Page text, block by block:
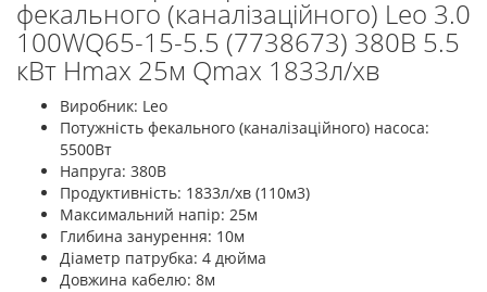
фекального (каналізаційного) Leo 3.0
100WQ65-15-5.5 (7738673) 380В 5.5
кВт Hmax 25м Qmax 1833л/хв
Виробник: Leo
Потужність фекального (каналізаційного) насоса:
5500Вт
Напруга: 380В
Продуктивність: 1833л/хв (110м3)
Максимальний напір: 25м
Глибина занурення: 10м
Діаметр патрубка: 4 дюйма
Довжина кабелю: 8м